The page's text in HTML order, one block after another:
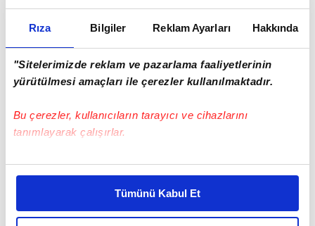
Rıza Bilgiler Reklam Ayarları Hakkında
"Sitelerimizde reklam ve pazarlama faaliyetlerinin
yürütülmesi amaçları ile çerezler kullanılmaktadır.
Bu çerezler, kullanıcıların tarayıcı ve cihazlarını
tanımlayarak çalışırlar.
Bu çerezlere izin vermeniz halinde sizlere özel
daha iyi reklam deneyimi yaşatabiliriz. Bunu yaparken
amacımızın size daha iyi bir reklam deneyimi sunmak
Tümünü Kabul Et
hakem vardı. Biz maç oyunca rakipten dahi
iyiydik. Daha etkili performans gösterdik.
Mücadelemiz ve etkili oyunumuzla rakibi
yendik ama hakemi yenemedik " dediği öğrenildi.
TAKVİM UYGULAMASINI İNDİRMEK İÇİN